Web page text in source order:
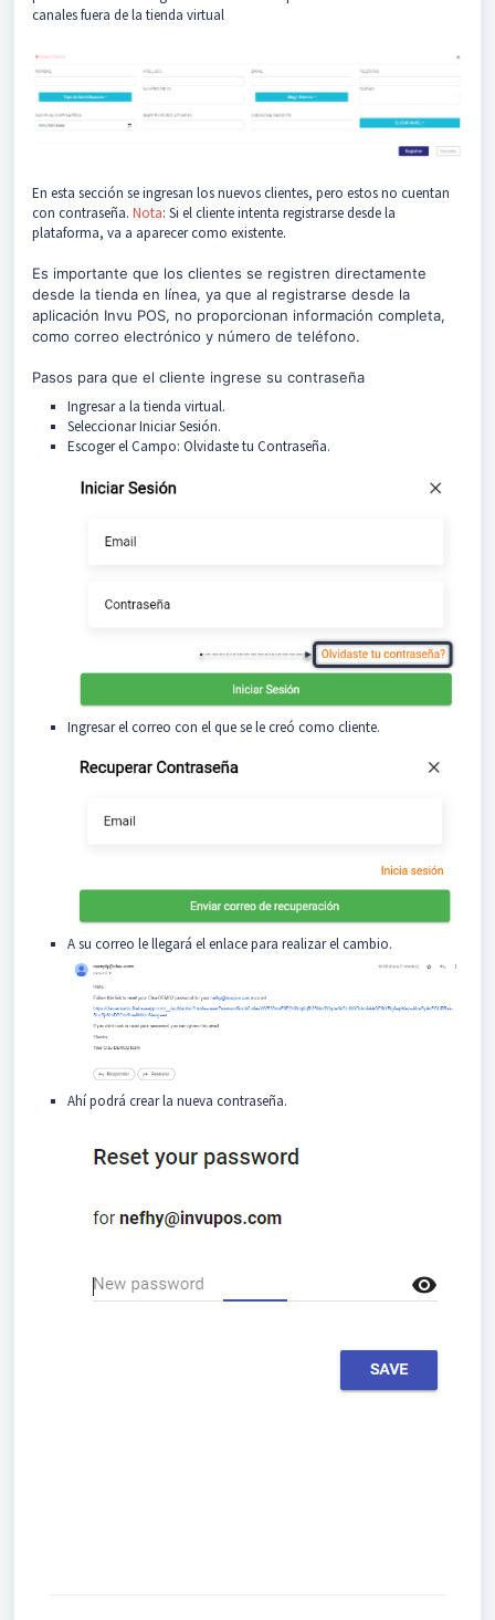
canales fuera de la tienda virtual
En esta sección se ingresan los nuevos clientes, pero estos no cuentan
con contraseña. Nota: Si el cliente intenta registrarse desde la
plataforma, va a aparecer como existente.
Es importante que los clientes se registren directamente
desde la tienda en línea, ya que al registrarse desde la
aplicación Invu POS, no proporcionan información completa,
como correo electrónico y número de teléfono.
Pasos para que el cliente ingrese su contraseña
Ingresar a la tienda virtual.
Seleccionar Iniciar Sesión.
Escoger el Campo: Olvidaste tu Contraseña.
Ingresar el correo con el que se le creó como cliente.
A su correo le llegará el enlace para realizar el cambio.
Ahí podrá crear la nueva contraseña.